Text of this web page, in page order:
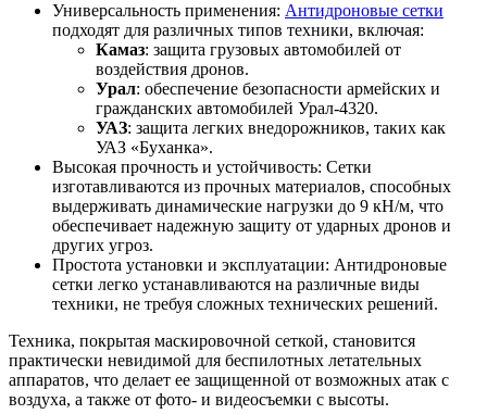
Универсальность применения: Антидроновые сетки
подходят для различных типов техники, включая:
Камаз: защита грузовых автомобилей от
воздействия дронов.
Урал: обеспечение безопасности армейских и
гражданских автомобилей Урал-4320.
УАЗ: защита легких внедорожников, таких как
УАЗ «Буханка».
Высокая прочность и устойчивость: Сетки
изготавливаются из прочных материалов, способных
выдерживать динамические нагрузки до 9 кН/м, что
обеспечивает надежную защиту от ударных дронов и
других угроз.
Простота установки и эксплуатации: Антидроновые
сетки легко устанавливаются на различные виды
техники, не требуя сложных технических решений.
Техника, покрытая маскировочной сеткой, становится
практически невидимой для беспилотных летательных
аппаратов, что делает ее защищенной от возможных атак с
воздуха, а также от фото- и видеосъемки с высоты.